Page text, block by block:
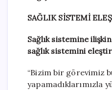
SAĞLIK SİSTEMİ
Sağlık sistemine
sağlık sistemini
“Bizim bir görevimiz
yapamadıklarımızla